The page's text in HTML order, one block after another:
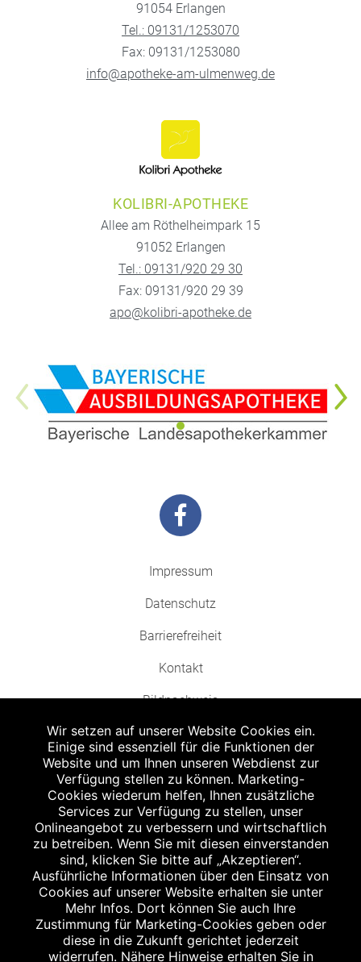
91054 Erlangen
Tel.: 09131/1253070
Fax: 09131/1253080
info@apotheke-am-ulmenweg.de
KOLIBRI-APOTHEKE
Allee am Röthelheimpark 15
91052 Erlangen
Tel.: 09131/920 29 30
Fax: 09131/920 29 39
apo@kolibri-apotheke.de
Impressum
Datenschutz
Barrierefreiheit
Kontakt
Bildnachweis
Abgabe in haushaltsüblichen Mengen, solange der Vorrat reicht. Für Druck-
und Satzfehler keine Haftung.
Zu Risiken und Nebenwirkungen lesen Sie die Packungsbeilage und fragen
Sie Ihren Arzt oder Apotheker.
Angabe nach der deutschen Arzneimitteltaxe Apothekenerstattungspreis
(AEP). Der AEP ist keine unverbindliche Preisempfehlung der Hersteller. Der
AEP ist ein von den Apotheken in Ansatz gebrachter Preis für rezeptfreie
Arzneimittel. Er entspricht in der Höhe dem für Apotheken verbindlichen
Abgabepreis, zu dem eine Apotheke in bestimmten Fällen (z.B. bei Kindern
unter 12 Jahren) das Produkt mit der gesetzlichen Krankenversicherung
abrechnet. Der AEP ist der allgemeine Erstattungspreis im Falle einer
Kostenübernahme durch die gesetzlichen Krankenkassen, vor Abzug eines
Wir setzen auf unserer Website Cookies ein.
Einige sind essenziell für die Funktionen der
Website und um Ihnen unseren Webdienst zur
Verfügung stellen zu können. Marketing-
Cookies wiederum helfen, Ihnen zusätzliche
Services zur Verfügung zu stellen, unser
Onlineangebot zu verbessern und wirtschaftlich
zu betreiben. Wenn Sie mit diesen einverstanden
sind, klicken Sie bitte auf „Akzeptieren“.
Ausführliche Informationen über den Einsatz von
Cookies auf unserer Website erhalten sie unter
Mehr Infos. Dort können Sie auch Ihre
Zustimmung für Marketing-Cookies geben oder
diese in die Zukunft gerichtet jederzeit
widerrufen. Nähere Hinweise erhalten Sie in